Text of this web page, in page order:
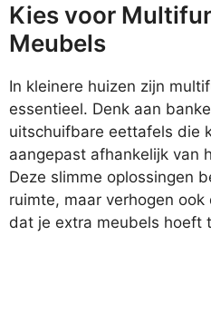
Kies voor
Meubels
In kleinere huizen zijn
essentieel. Denk aan
uitschuifbare eettafels die
aangepast afhankelijk van
Deze slimme oplossingen
ruimte, maar verhogen
dat je extra meubels hoeft